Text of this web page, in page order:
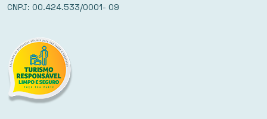
CNPJ: 00.424.533/0001- 09